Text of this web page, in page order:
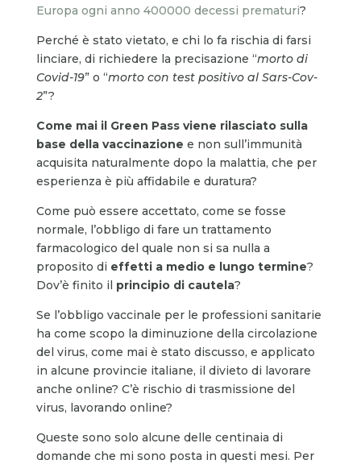
Europa ogni anno 400000 decessi prematuri?
Perché è stato vietato, e chi lo fa rischia di farsi
linciare, di richiedere la precisazione “morto di
Covid-19” o “morto con test positivo al Sars-Cov-
2”?
Come mai il Green Pass viene rilasciato sulla
base della vaccinazione e non sull’immunità
acquisita naturalmente dopo la malattia, che per
esperienza è più affidabile e duratura?
Come può essere accettato, come se fosse
normale, l’obbligo di fare un trattamento
farmacologico del quale non si sa nulla a
proposito di effetti a medio e lungo termine?
Dov’è finito il principio di cautela?
Se l’obbligo vaccinale per le professioni sanitarie
ha come scopo la diminuzione della circolazione
del virus, come mai è stato discusso, e applicato
in alcune provincie italiane, il divieto di lavorare
anche online? C’è rischio di trasmissione del
virus, lavorando online?
Queste sono solo alcune delle centinaia di
domande che mi sono posta in questi mesi. Per